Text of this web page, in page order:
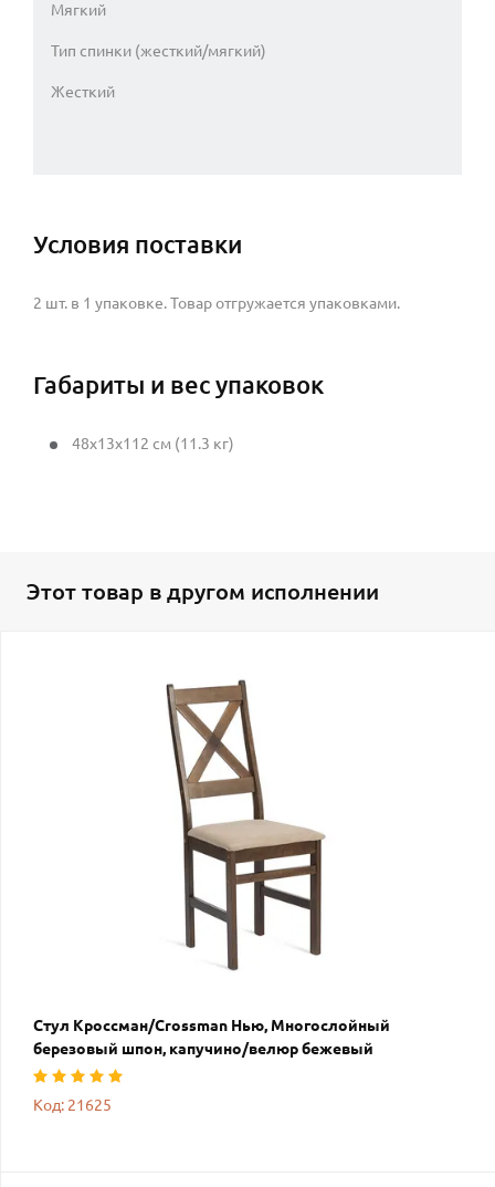
Мягкий
Тип спинки (жесткий/мягкий)
Жесткий
Условия поставки
2 шт. в 1 упаковке. Товар отгружается упаковками.
Габариты и вес упаковок
48x13x112 см (11.3 кг)
Этот товар в другом исполнении
Стул Кроссман/Crossman Нью, Многослойный
березовый шпон, капучино/велюр бежевый
Код: 21625